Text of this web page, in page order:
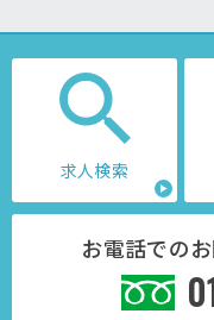
求人検索
お電話での